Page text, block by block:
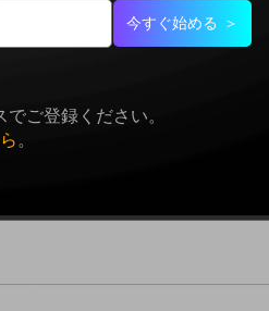
今すぐ始める ＞
ご登録ください。
。